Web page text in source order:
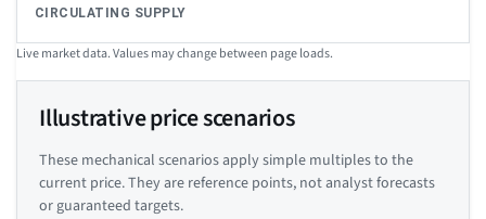
CIRCULATING SUPPLY
Live market data. Values may change between page loads.
Illustrative price scenarios
These mechanical scenarios apply simple multiples to the
current price. They are reference points, not analyst forecasts
or guaranteed targets.